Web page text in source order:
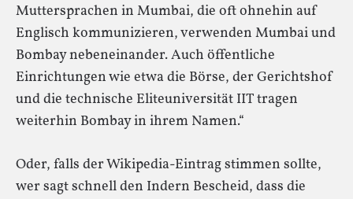
Muttersprachen in Mumbai, die oft ohnehin auf
Englisch kommunizieren, verwenden Mumbai und
Bombay nebeneinander. Auch öffentliche
Einrichtungen wie etwa die Börse, der Gerichtshof
und die technische Eliteuniversität IIT tragen
weiterhin Bombay in ihrem Namen.“
Oder, falls der Wikipedia-Eintrag stimmen sollte,
wer sagt schnell den Indern Bescheid, dass die